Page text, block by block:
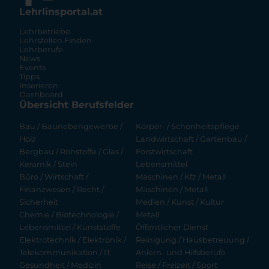
Lehrlinsportal.at
Lehrbetriebe
Lehrstellen Finden
Lehrberufe
News
Events
Tipps
Inserieren
Dashboard
Übersicht Berufsfelder
Bau / Baunebengewerbe /
Holz
Bergbau / Rohstoffe / Glas /
Keramik / Stein
Büro / Wirtschaft /
Finanzwesen / Recht /
Sicherheit
Chemie / Biotechnologie /
Lebensmittel / Kunststoffe
Elektrotechnik / Elektronik /
Telekommunikation / IT
Gesundheit / Medizin
Körper- / Schönheitspflege
Landwirtschaft / Gartenbau /
Forstwirtschaft
Lebensmittel
Maschinen / Kfz / Metall
Maschinen / Metall
Medien / Kunst / Kultur
Metall
Öffentlicher Dienst
Reinigung / Hausbetreuung /
Anlern- und Hilfsberufe
Reise / Freizeit / Sport